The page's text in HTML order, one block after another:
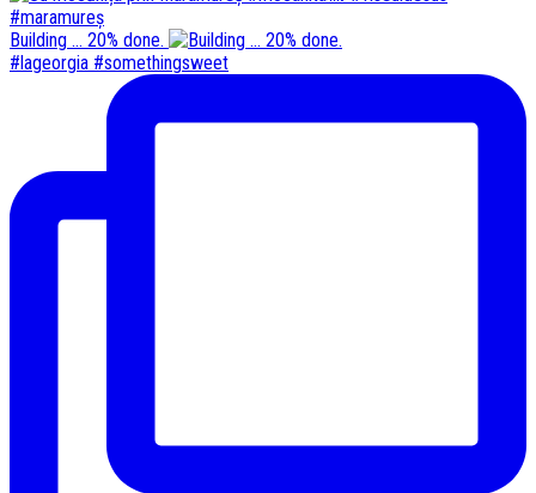
Building ... 20% done.
#lageorgia #somethingsweet